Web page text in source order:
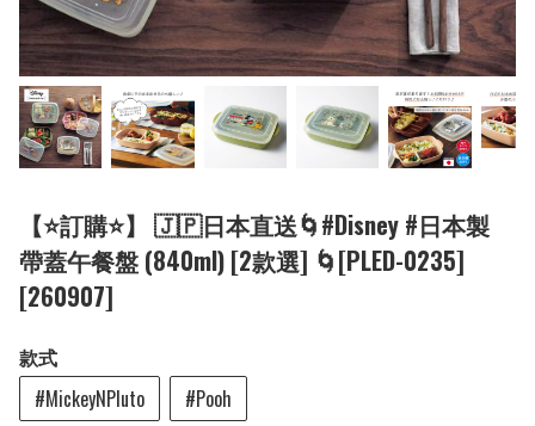
【⭐訂購⭐】 🇯🇵日本直送🌀#Disney #日本製
帶蓋午餐盤 (840ml) [2款選] 🌀[PLED-0235]
[260907]
款式
#MickeyNPluto
#Pooh